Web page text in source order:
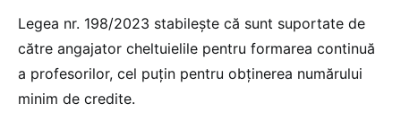
Legea nr. 198/2023 stabilește că sunt suportate de
către angajator cheltuielile pentru formarea continuă
a profesorilor, cel puțin pentru obținerea numărului
minim de credite.